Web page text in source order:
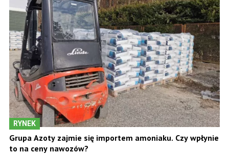
RYNEK
Grupa Azoty zajmie się importem amoniaku. Czy wpłynie
to na ceny nawozów?